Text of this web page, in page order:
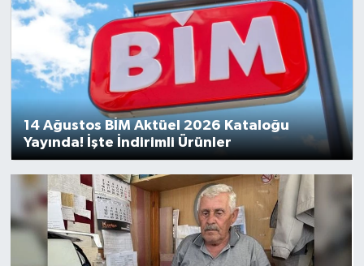
14 Ağustos BİM Aktüel 2026 Kataloğu
Yayında! İşte İndirimli Ürünler